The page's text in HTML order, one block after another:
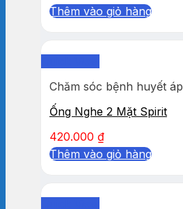
Thêm vào giỏ hàng
Chăm sóc bệnh huyết áp
Ống Nghe 2 Mặt Spirit
420.000 ₫
Thêm vào giỏ hàng